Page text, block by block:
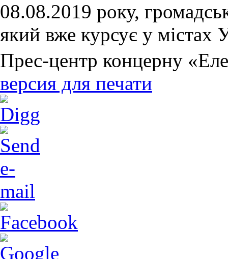
08.08.2019 року,
який вже курсує у містах
Прес-центр концерну
версия для печати